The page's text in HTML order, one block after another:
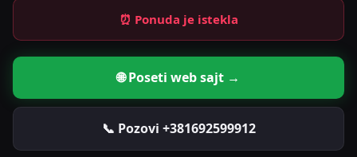
⏰ Ponuda je istekla
🌐 Poseti web sajt →
📞 Pozovi +381692599912